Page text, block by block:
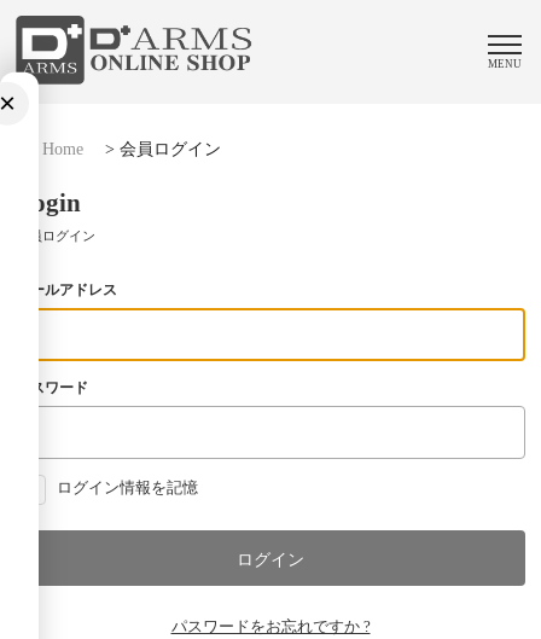
MENU
Home > 会員ログイン
Login
会員ログイン
メールアドレス
パスワード
ログイン情報を記憶
パスワードをお忘れですか ?
×